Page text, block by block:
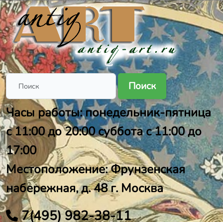
Поиск
Часы работы: понедельник-пятница
с 11:00 до 20:00 суббота с 11:00 до
17:00
Местоположение: Фрунзенская
набережная, д. 48 г. Москва
7(495) 982-38-11